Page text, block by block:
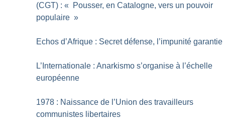
(CGT) : «
Pousser, en Catalogne, vers un pouvoir
populaire »
Echos d’Afrique : Secret défense, l’impunité garantie
L’Internationale : Anarkismo s’organise à l’échelle
européenne
1978 : Naissance de l’Union des travailleurs
communistes libertaires